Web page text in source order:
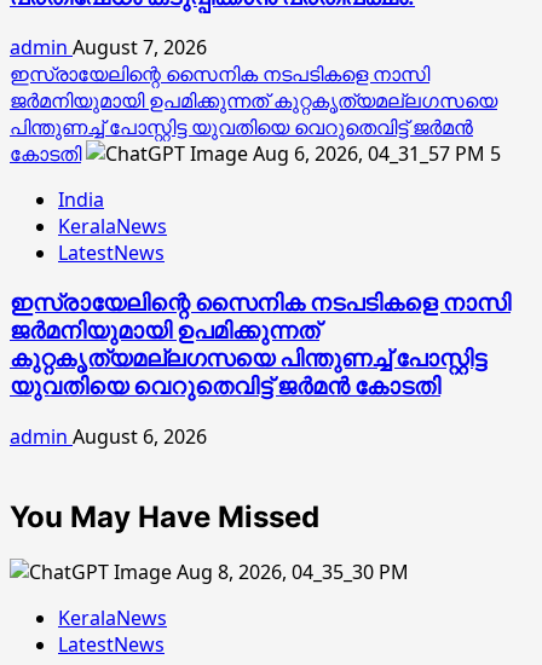
admin August 7, 2026
ഇസ്രായേലിന്റെ സൈനിക നടപടികളെ നാസി
ജര്‍മനിയുമായി ഉപമിക്കുന്നത് കുറ്റകൃത്യമല്ലഗസയെ
പിന്തുണച്ച് പോസ്റ്റിട്ട യുവതിയെ വെറുതെവിട്ട് ജര്‍മന്‍
കോടതി
5
India
KeralaNews
LatestNews
ഇസ്രായേലിന്റെ സൈനിക നടപടികളെ നാസി
ജര്‍മനിയുമായി ഉപമിക്കുന്നത്
കുറ്റകൃത്യമല്ലഗസയെ പിന്തുണച്ച് പോസ്റ്റിട്ട
യുവതിയെ വെറുതെവിട്ട് ജര്‍മന്‍ കോടതി
admin August 6, 2026
You May Have Missed
KeralaNews
LatestNews